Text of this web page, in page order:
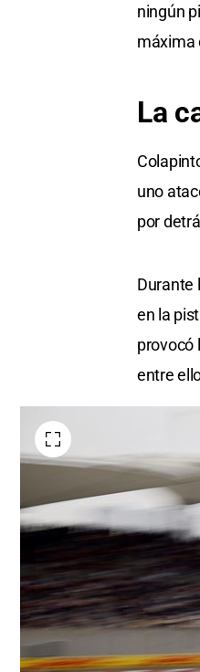
ningún
máxima
La
uno
por
Durante
en la
provocó
entre